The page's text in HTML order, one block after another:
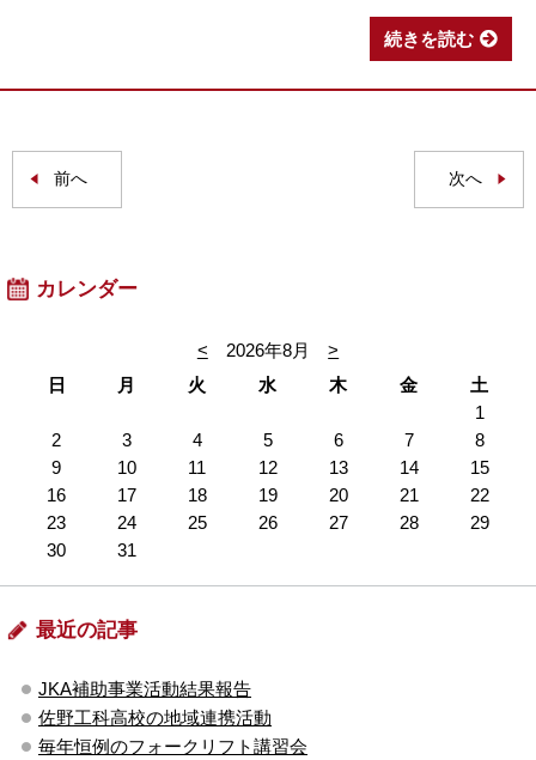
続きを読む
前へ 次へ
カレンダー
< 2026年8月
>
日
月 火 水 木 金
土
1
2
3 4 5 6 7
8
9
10 11 12 13 14
15
16
17 18 19 20 21
22
23
24 25 26 27 28
29
30
31
最近の記事
JKA補助事業活動結果報告
佐野工科高校の地域連携活動
毎年恒例のフォークリフト講習会